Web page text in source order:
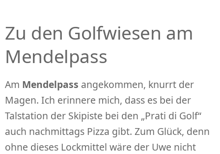
Zu den Golfwiesen am
Mendelpass
Am Mendelpass angekommen, knurrt der
Magen. Ich erinnere mich, dass es bei der
Talstation der Skipiste bei den „Prati di Golf“
auch nachmittags Pizza gibt. Zum Glück, denn
ohne dieses Lockmittel wäre der Uwe nicht